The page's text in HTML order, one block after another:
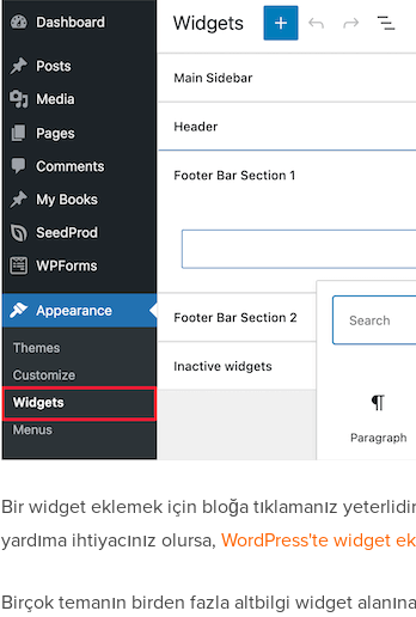
Bir widget eklemek için bloğa tıklamanız
yardıma ihtiyacınız olursa, WordPress'te widget
Birçok temanın birden fazla altbilgi widget